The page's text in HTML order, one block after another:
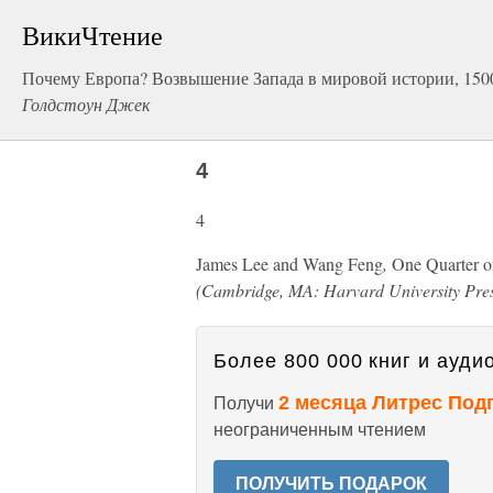
ВикиЧтение
Почему Европа? Возвышение Запада в мировой истории,
Голдстоун Джек
4
4
James Lee and Wang Feng, One Quarter
(Cambridge, MA: Harvard University
Более 800 000 книг и
Получи 2 месяца Литрес
неограниченным чтением
ПОЛУЧИТЬ ПОДАРОК